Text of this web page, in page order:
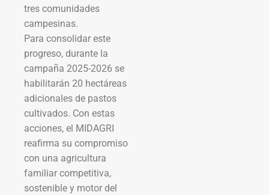
tres comunidades
campesinas.
Para consolidar este
progreso, durante la
campaña 2025-2026 se
habilitarán 20 hectáreas
adicionales de pastos
cultivados. Con estas
acciones, el MIDAGRI
reafirma su compromiso
con una agricultura
familiar competitiva,
sostenible y motor del